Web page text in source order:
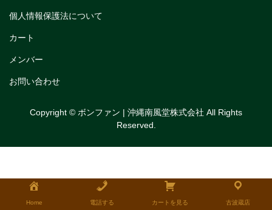
生チョコケーキ18cm
タルトレット
全国発送可能ギフト商品
個人情報保護法について
カート
メンバー
お問い合わせ
Copyright © ボンファン | 沖縄南風堂株式会社 All Rights
Reserved.
Home 電話する カートを見る 古波蔵店